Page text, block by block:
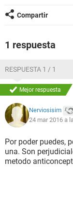
Compartir
1 respuesta
RESPUESTA 1 / 1
Mejor respuesta
Nerviosisim
24 mar 2016 a
Por poder puedes,
una. Son
metodo